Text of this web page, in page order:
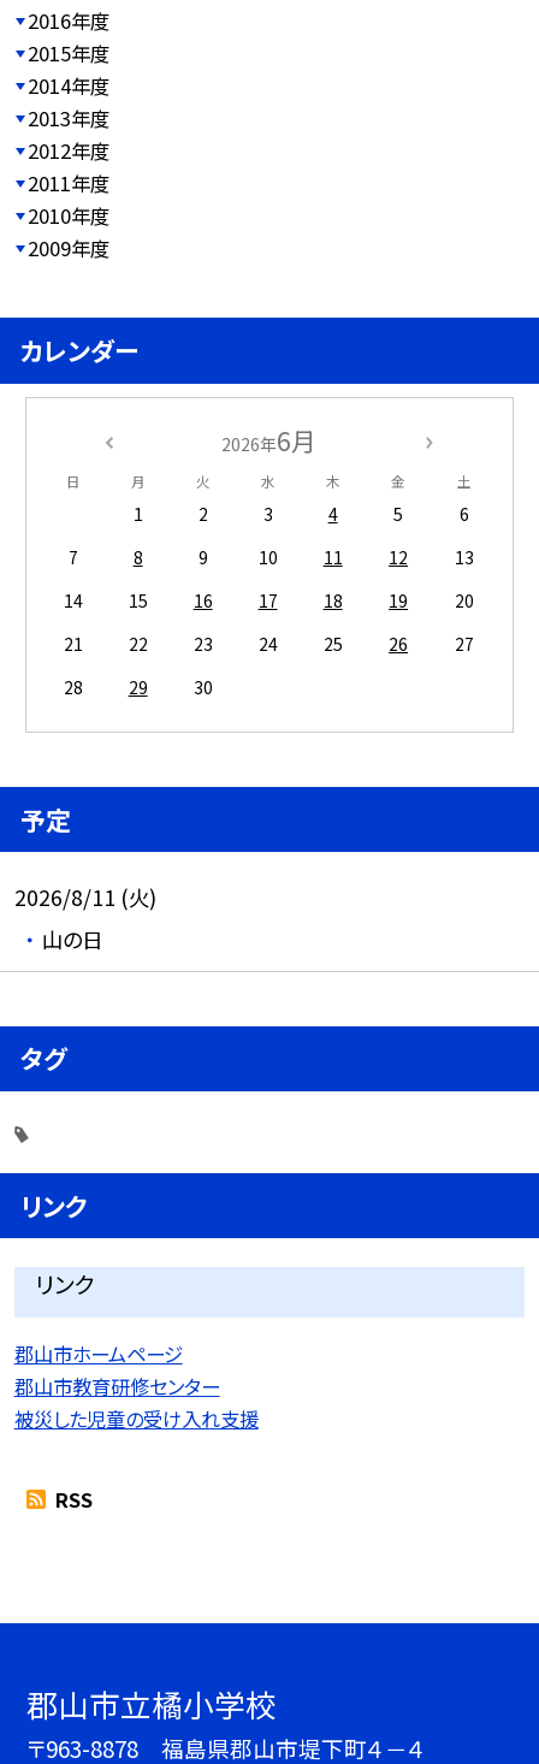
2016年度
2015年度
2014年度
2013年度
2012年度
2011年度
2010年度
2009年度
カレンダー
2026年6月
日 月 火 水 木 金 土
1 2 3 4 5
6
7
8 9 10 11 12
13
14
15 16 17 18 19
20
21
22 23 24 25 26
27
28
29 30
予定
2026/8/11 (火)
山の日
タグ
リンク
リンク
郡山市ホームページ
郡山市教育研修センター
被災した児童の受け入れ支援
RSS
郡山市立橘小学校
〒963-8878 福島県郡山市堤下町４－４